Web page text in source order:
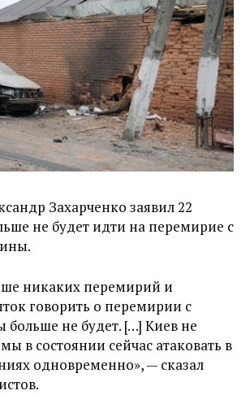
Захарченко заявил 22
не будет идти на перемирие с
никаких перемирий и
говорить о перемирии с
больше не будет. […] Киев не
в состоянии сейчас атаковать в
одновременно», — сказал